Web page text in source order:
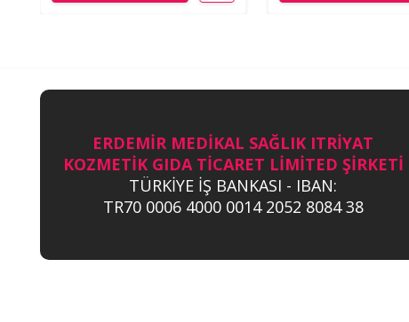
ERDEMİR MEDİKAL SAĞLIK ITRİYAT
KOZMETİK GIDA TİCARET LİMİTED ŞİRKETİ
TÜRKİYE İŞ BANKASI - IBAN:
TR70 0006 4000 0014 2052 8084 38